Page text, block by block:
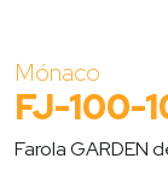
Mónaco
FJ-100-
Farola GARDEN